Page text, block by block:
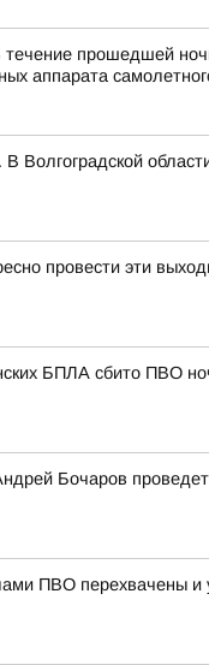
прошедшей
аппарата
Волгоградской
провести эти
БПЛА сбито ПВО
Бочаров
ПВО перехвачены и